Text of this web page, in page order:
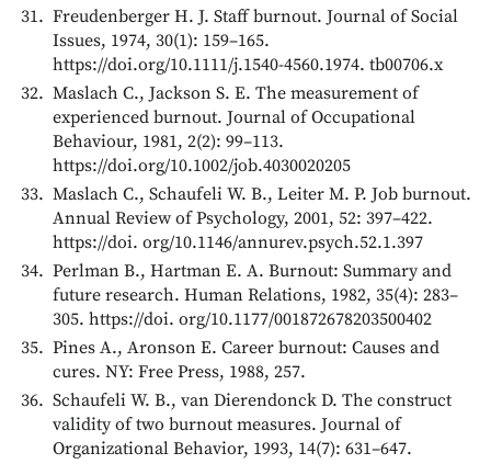
Freudenberger H. J. Staff burnout. Journal of Social
Issues, 1974, 30(1): 159–165.
https://doi.org/10.1111/j.1540-4560.1974. tb00706.x
Maslach C., Jackson S. E. The measurement of
experienced burnout. Journal of Occupational
Behaviour, 1981, 2(2): 99–113.
https://doi.org/10.1002/job.4030020205
Maslach C., Schaufeli W. B., Leiter M. P. Job burnout.
Annual Review of Psychology, 2001, 52: 397–422.
https://doi. org/10.1146/annurev.psych.52.1.397
Perlman B., Hartman E. A. Burnout: Summary and
future research. Human Relations, 1982, 35(4): 283–
305. https://doi. org/10.1177/001872678203500402
Pines A., Aronson E. Career burnout: Causes and
cures. NY: Free Press, 1988, 257.
Schaufeli W. B., van Dierendonck D. The construct
validity of two burnout measures. Journal of
Organizational Behavior, 1993, 14(7): 631–647.